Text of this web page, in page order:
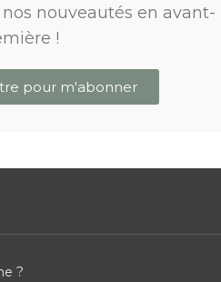
nouveautés en avant-
!
pour m'abonner
?